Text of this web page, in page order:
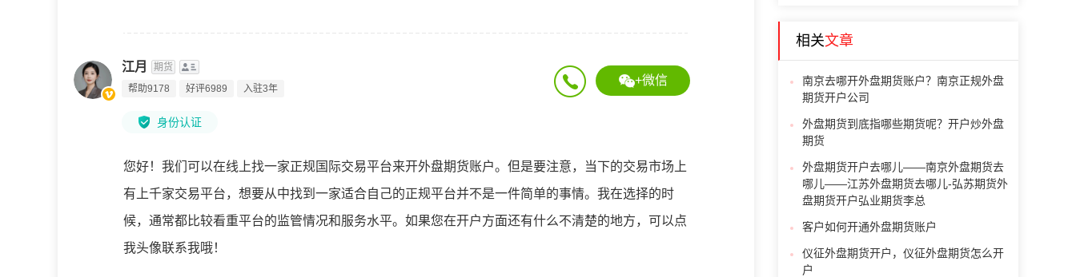
+微信
江月
期货
帮助9178
好评6989 入驻3年
身份认证
您好！我们可以在线上找一家正规国际交易平台来开外盘期货账户。但是要注意，当下的交易市场上
有上千家交易平台，想要从中找到一家适合自己的正规平台并不是一件简单的事情。我在选择的时
候，通常都比较看重平台的监管情况和服务水平。如果您在开户方面还有什么不清楚的地方，可以点
我头像联系我哦！
相关文章
南京去哪开外盘期货账户？南京正规外盘
期货开户公司
外盘期货到底指哪些期货呢？开户炒外盘
期货
外盘期货开户去哪儿——南京外盘期货去
哪儿——江苏外盘期货去哪儿-弘苏期货外
盘期货开户弘业期货李总
客户如何开通外盘期货账户
仪征外盘期货开户，仪征外盘期货怎么开
户